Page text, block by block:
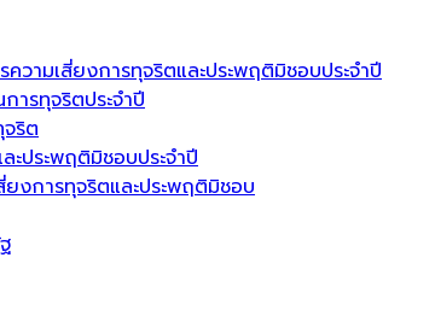
วามเสี่ยงการทุจริตและประพฤติมิชอบประจำปี
ารทุจริตประจำปี
จริต
ะประพฤติมิชอบประจำปี
ยงการทุจริตและประพฤติมิชอบ